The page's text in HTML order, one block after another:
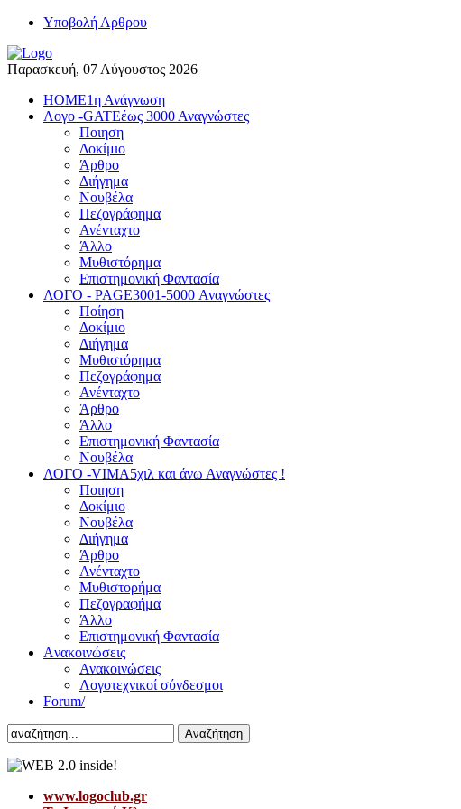
Yποβολή Αρθρου
Παρασκευή, 07 Αύγουστος 2026
HOME1η Ανάγνωση
Λογο -GATEέως 3000 Αναγνώστες
Ποιηση
Δοκίμιο
Άρθρο
Διήγημα
Νουβέλα
Πεζογράφημα
Ανένταχτο
Άλλο
Μυθιστόρημα
Επιστημονική Φαντασία
ΛΟΓΟ - PAGE3001-5000 Αναγνώστες
Ποίηση
Δοκίμιο
Διήγημα
Μυθιστόρημα
Πεζογράφημα
Ανένταχτο
Άρθρο
Άλλο
Επιστημονική Φαντασία
Νουβέλα
ΛΟΓΟ -VIMA5χιλ και άνω Αναγνώστες !
Ποιηση
Δοκίμιο
Νουβέλα
Διήγημα
Άρθρο
Ανένταχτο
Μυθιστορήμα
Πεζογραφήμα
Άλλο
Επιστημονική Φαντασία
Aνακοινώσεις
Ανακοινώσεις
Λογοτεχνικοί σύνδεσμοι
Forum/
Αναζήτηση
www.logoclub.gr